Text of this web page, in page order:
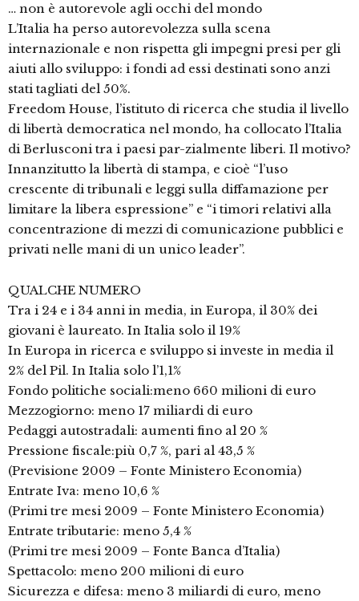
… non è autorevole agli occhi del mondo
L’Italia ha perso autorevolezza sulla scena
internazionale e non rispetta gli impegni presi per gli
aiuti allo sviluppo: i fondi ad essi destinati sono anzi
stati tagliati del 50%.
Freedom House, l’istituto di ricerca che studia il livello
di libertà democratica nel mondo, ha collocato l’Italia
di Berlusconi tra i paesi par-zialmente liberi. Il motivo?
Innanzitutto la libertà di stampa, e cioè “l’uso
crescente di tribunali e leggi sulla diffamazione per
limitare la libera espressione” e “i timori relativi alla
concentrazione di mezzi di comunicazione pubblici e
privati nelle mani di un unico leader”.
QUALCHE NUMERO
Tra i 24 e i 34 anni in media, in Europa, il 30% dei
giovani è laureato. In Italia solo il 19%
In Europa in ricerca e sviluppo si investe in media il
2% del Pil. In Italia solo l’1,1%
Fondo politiche sociali:meno 660 milioni di euro
Mezzogiorno: meno 17 miliardi di euro
Pedaggi autostradali: aumenti fino al 20 %
Pressione fiscale:più 0,7 %, pari al 43,5 %
(Previsione 2009 – Fonte Ministero Economia)
Entrate Iva: meno 10,6 %
(Primi tre mesi 2009 – Fonte Ministero Economia)
Entrate tributarie: meno 5,4 %
(Primi tre mesi 2009 – Fonte Banca d’Italia)
Spettacolo: meno 200 milioni di euro
Sicurezza e difesa: meno 3 miliardi di euro, meno